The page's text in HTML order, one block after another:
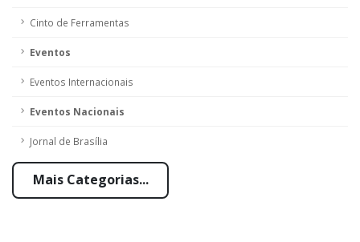
Cinto de Ferramentas
Eventos
Eventos Internacionais
Eventos Nacionais
Jornal de Brasília
Mais Categorias...